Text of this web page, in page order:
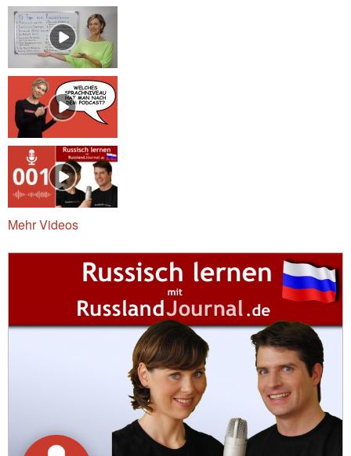
Mehr Videos